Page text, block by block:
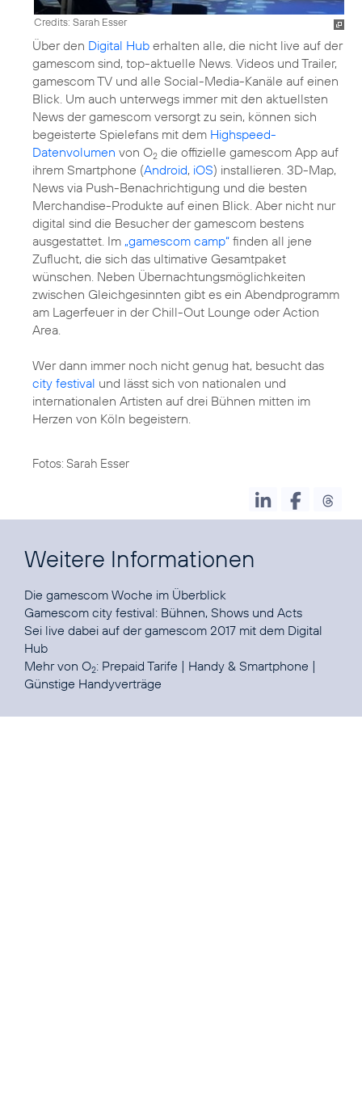
Credits: Sarah Esser
Über den Digital Hub erhalten alle, die nicht live auf der
gamescom sind, top-aktuelle News. Videos und Trailer,
gamescom TV und alle Social-Media-Kanäle auf einen
Blick. Um auch unterwegs immer mit den aktuellsten
News der gamescom versorgt zu sein, können sich
begeisterte Spielefans mit dem Highspeed-
Datenvolumen von O2 die offizielle gamescom App auf
ihrem Smartphone (Android, iOS) installieren. 3D-Map,
News via Push-Benachrichtigung und die besten
Merchandise-Produkte auf einen Blick. Aber nicht nur
digital sind die Besucher der gamescom bestens
ausgestattet. Im „gamescom camp“ finden all jene
Zuflucht, die sich das ultimative Gesamtpaket
wünschen. Neben Übernachtungsmöglichkeiten
zwischen Gleichgesinnten gibt es ein Abendprogramm
am Lagerfeuer in der Chill-Out Lounge oder Action
Area.
Wer dann immer noch nicht genug hat, besucht das
city festival und lässt sich von nationalen und
internationalen Artisten auf drei Bühnen mitten im
Herzen von Köln begeistern.
Fotos: Sarah Esser
Weitere Informationen
Die gamescom Woche im Überblick
Gamescom city festival: Bühnen, Shows und Acts
Sei live dabei auf der gamescom 2017 mit dem Digital
Hub
Mehr von O2: Prepaid Tarife | Handy & Smartphone |
Günstige Handyverträge